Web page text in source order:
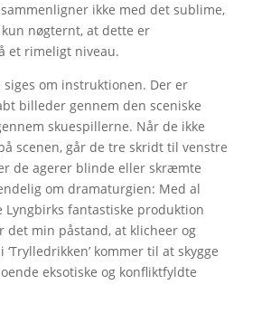
ikke med det sublime,
nøgternt, at dette er
et rimeligt niveau.
siges om instruktionen. Der er
billeder gennem den sceniske
skuespillerne. Når de ikke
scenen, går de tre skridt til venstre
de agerer blinde eller skræmte
om dramaturgien: Med al
Lyngbirks fantastiske produktion
det min påstand, at klicheer og
kommer til at skygge
eksotiske og konfliktfyldte